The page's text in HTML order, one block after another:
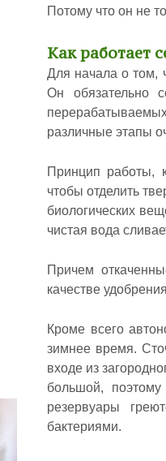
Потому что он не
Как работает
Для начала о том,
Он обязательно
различные этапы
Принцип работы,
чтобы отделить
биологических
чистая вода
Причем
качестве
Кроме всего
зимнее время.
входе из
большой,
резервуары
бактериями.